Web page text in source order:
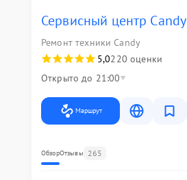
Сервисный центр Candy
Ремонт техники Candy
5,0220 оценки
Открыто до 21:00
Маршрут
ОбзорОтзывы 265